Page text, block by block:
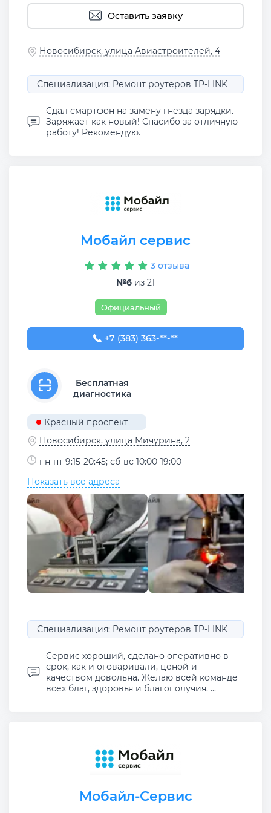
Оставить заявку
Новосибирск, улица Авиастроителей, 4
Специализация: Ремонт роутеров TP-LINK
Сдал смартфон на замену гнезда зарядки.
Заряжает как новый! Спасибо за отличную
работу! Рекомендую.
Мобайл сервис
3 отзыва
№6 из 21
Официальный
+7 (383) 363-99-09
+7 (383) 363-**-**
Бесплатная
диагностика
Красный проспект
Новосибирск, улица Мичурина, 2
пн-пт 9:15-20:45; сб-вс 10:00-19:00
Показать все адреса
Специализация: Ремонт роутеров TP-LINK
Сервис хороший, сделано оперативно в
срок, как и оговаривали, ценой и
качеством довольна. Желаю всей команде
всех благ, здоровья и благополучия. ...
Мобайл-Сервис